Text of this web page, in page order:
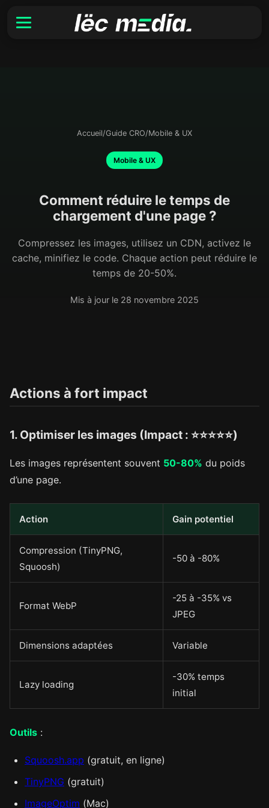
Accueil/Guide CRO/Mobile & UX
Mobile & UX
Comment réduire le temps de
chargement d'une page ?
Compressez les images, utilisez un CDN, activez le
cache, minifiez le code. Chaque action peut réduire le
temps de 20-50%.
Mis à jour le 28 novembre 2025
Actions à fort impact
1. Optimiser les images (Impact : ⭐⭐⭐⭐⭐)
Les images représentent souvent 50-80% du poids
d’une page.
Action Gain potentiel
Compression (TinyPNG,
Squoosh)
-50 à -80%
Format WebP
-25 à -35% vs
JPEG
Dimensions adaptées Variable
Lazy loading
-30% temps
initial
Outils :
Squoosh.app (gratuit, en ligne)
TinyPNG (gratuit)
ImageOptim (Mac)